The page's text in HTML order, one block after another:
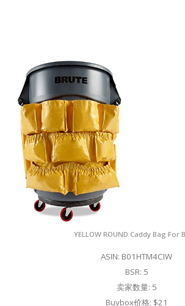
YELLOW ROUND Caddy Bag For
ASIN: B01HTM4CIW
BSR: 5
卖家数量: 5
Buybox价格: $21